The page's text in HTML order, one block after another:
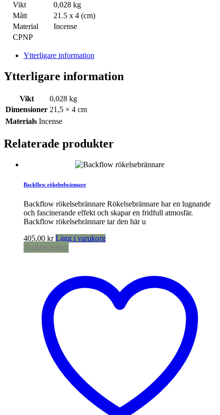
Vikt
0,028 kg
Mått
21.5 x 4 (cm)
Material
Incense
CPNP
Ytterligare information
Ytterligare information
Vikt
0,028 kg
Dimensioner 21,5 × 4 cm
Materials Incense
Relaterade produkter
Backflow rökelsebrännare
Backflow rökelsebrännare Rökelsebrännare har en lugnande
och fascinerande effekt och skapar en fridfull atmosfär.
Backflow rökelsebrännare tar den här u
405,00 kr Lägg i varukorg
Snabbvisning